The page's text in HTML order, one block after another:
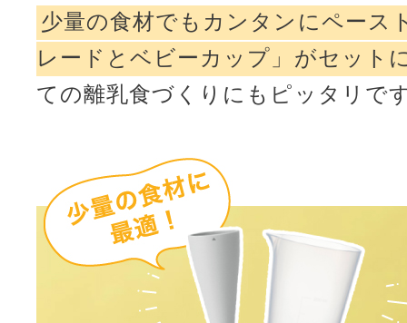
少量の食材でもカンタンにペース
レードとベビーカップ」がセット
ての離乳食づくりにもピッタリで